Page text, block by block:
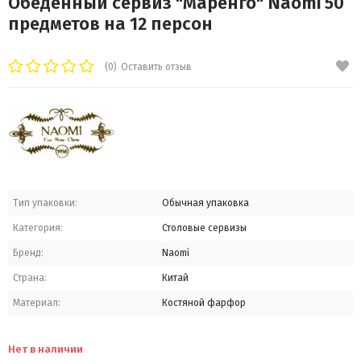
предметов на 12 персон
(0) Оставить отзыв
Тип упаковки: Обычная упаковка
Категория: Столовые сервизы
Бренд: Naomi
Страна: Китай
Материал: Костяной фарфор
Нет в наличии